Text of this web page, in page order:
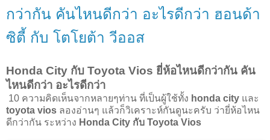
กว่ากัน คันไหนดีกว่า อะไรดีกว่า ฮอนด้า
ซิตี้ กับ โตโยต้า วีออส
Honda City กับ Toyota Vios ยี่ห้อไหนดีกว่ากัน คัน
ไหนดีกว่า อะไรดีกว่า
10 ความคิดเห็นจากหลายๆท่าน ที่เป็นผู้ใช้ทั้ง honda city และ
toyota vios ลองอ่านๆ แล้วก็วิเคราะห์กันดูนะครับ ว่ายี่ห้อไหน
ดีกว่ากัน ระหว่าง Honda City กับ Toyota Vios